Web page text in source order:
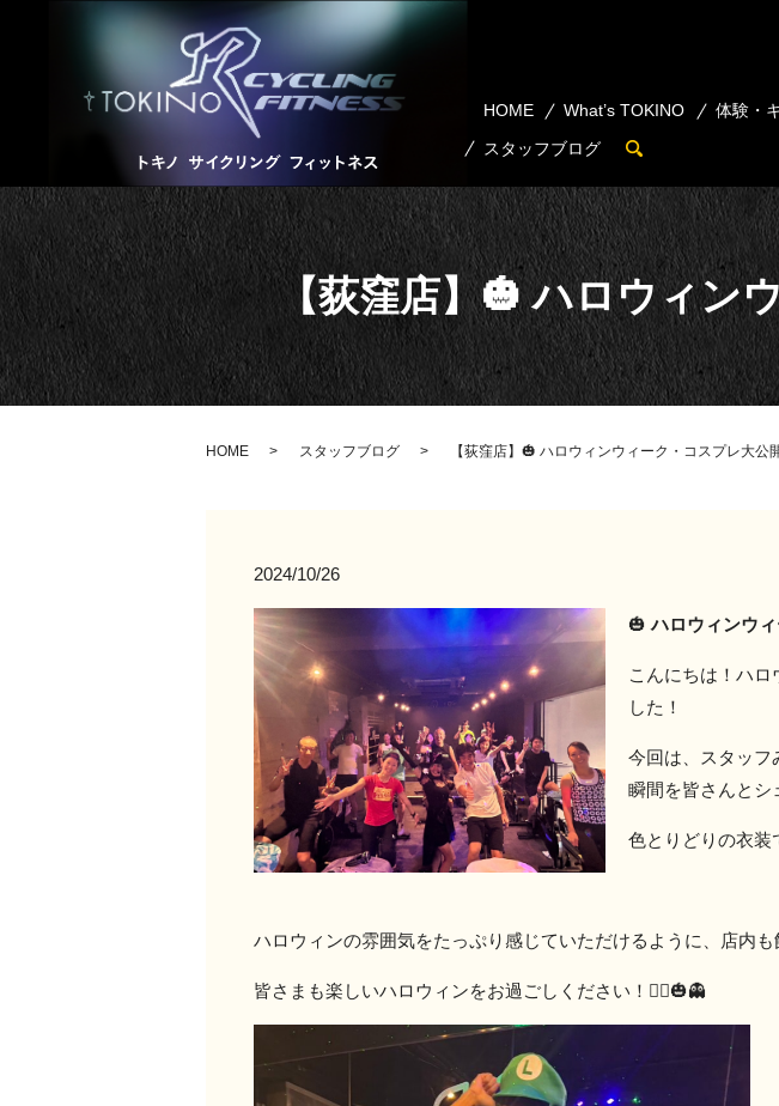
HOME What’s TOKINO 体験・
スタッフブログ
search
【荻窪店】🎃 ハロウィン
HOME スタッフブログ 【荻窪店】🎃 ハロウィンウィーク・コスプレ大公
2024/10/26
🎃ハロウィンウ
こんにちは！ハ
した！
今回は、スタッフ
瞬間を皆さんとシ
色とりどりの衣装
ハロウィンの雰囲気をたっぷり感じていただけるように、店内
皆さまも楽しいハロウィンをお過ごしください！🧙‍♀️🎃👻